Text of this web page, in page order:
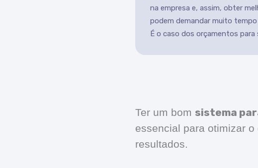
na empresa e, assim, obter
podem demandar muito
É o caso dos orçamentos para
Ter um bom sistema
essencial para otimizar
resultados.